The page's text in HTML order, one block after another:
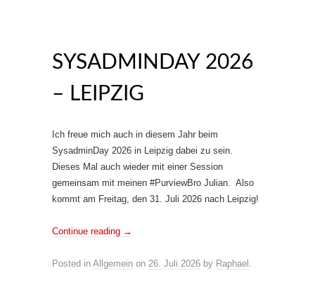
SYSADMINDAY 2026
– LEIPZIG
Ich freue mich auch in diesem Jahr beim
SysadminDay 2026 in Leipzig dabei zu sein.
Dieses Mal auch wieder mit einer Session
gemeinsam mit meinen #PurviewBro Julian. Also
kommt am Freitag, den 31. Juli 2026 nach Leipzig!
Continue reading →
Posted in Allgemein on 26. Juli 2026 by Raphael .